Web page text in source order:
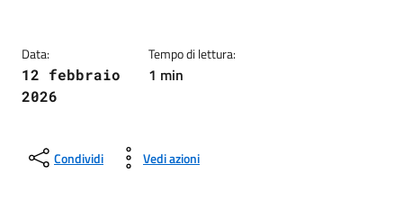
Data:
12 febbraio
2026
Tempo di lettura:
1 min
Condividi Vedi azioni